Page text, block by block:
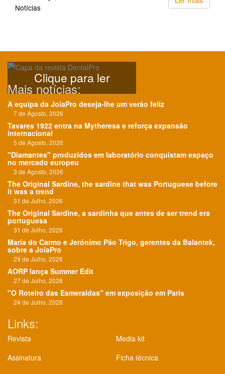
Notícias
Clique para ler
Mais notícias:
A equipa da JoiaPro deseja-lhe um verão feliz
7 de Agosto, 2026
Tavares 1922 entra na Mytheresa e reforça expansão
internacional
5 de Agosto, 2026
"Diamantes" produzidos em laboratório conquistam espaço
no mercado europeu
3 de Agosto, 2026
The Original Sardine, the sardine that was Portuguese before
it was a trend
31 de Julho, 2026
The Original Sardine, a sardinha que antes de ser trend era
portuguesa
31 de Julho, 2026
Maria do Carmo e Jerónimo Pão Trigo, gerentes da Balantek,
sobre a JoiaPro
29 de Julho, 2026
AORP lança Summer Edit
27 de Julho, 2026
"O Roteiro das Esmeraldas" em exposição em Paris
24 de Julho, 2026
Links:
Revista
Assinatura
Media kit
Ficha técnica